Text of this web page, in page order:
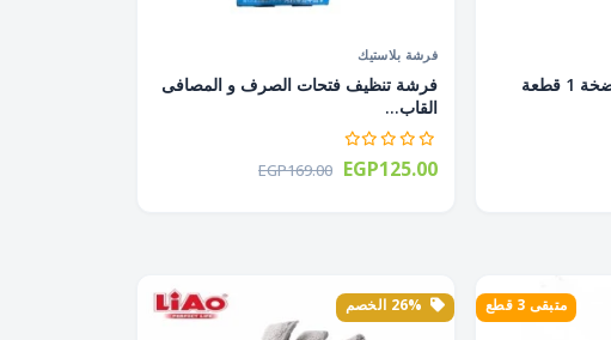
فرشة غسيل أطباق بالمضخة 1 قطعة
فرشة بلاستيك
فرشة تنظيف فتحات الصرف و المصافى
القاب...
EGP169.00 EGP125.00
متبقى 3 قطع